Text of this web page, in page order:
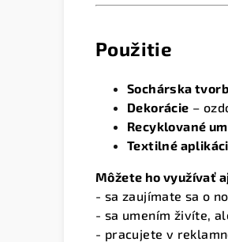
Použitie
Sochárska
Dekorácie –
Recyklované
Textilné
Môžete ho využívať
- sa zaujímate sa o
- sa umením živíte,
- pracujete v